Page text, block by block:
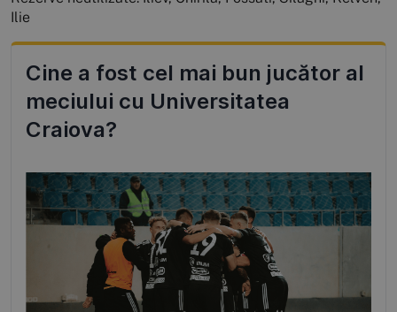
Ilie